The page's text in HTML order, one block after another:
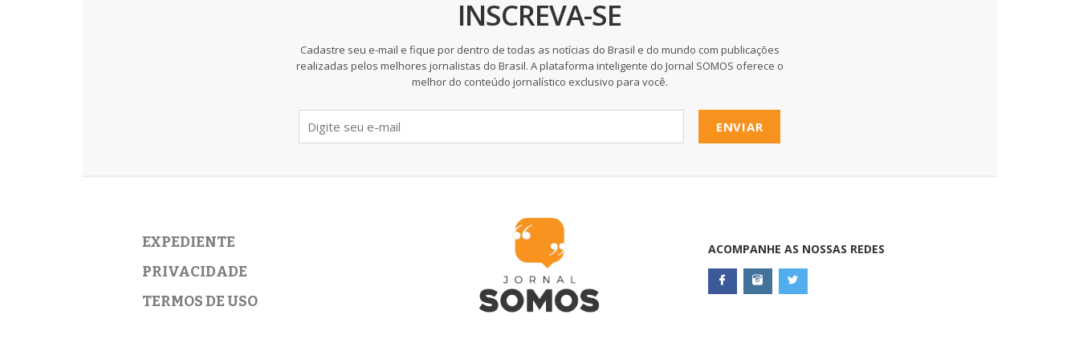
INSCREVA-SE
Cadastre seu e-mail e fique por dentro de todas as notícias do Brasil e do mundo com publicações
realizadas pelos melhores jornalistas do Brasil. A plataforma inteligente do Jornal SOMOS oferece o
melhor do conteúdo jornalístico exclusivo para você.
ENVIAR
EXPEDIENTE
PRIVACIDADE
TERMOS DE USO
ACOMPANHE AS NOSSAS REDES